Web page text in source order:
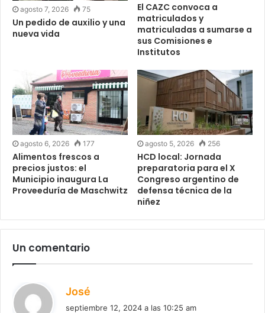
agosto 7, 2026 75
Un pedido de auxilio y una
nueva vida
El CAZC convoca a
matriculados y
matriculadas a sumarse a
sus Comisiones e
Institutos
agosto 6, 2026 177
Alimentos frescos a
precios justos: el
Municipio inaugura La
Proveeduría de Maschwitz
agosto 5, 2026 256
HCD local: Jornada
preparatoria para el X
Congreso argentino de
defensa técnica de la
niñez
Un comentario
José
septiembre 12, 2024 a las 10:25 am